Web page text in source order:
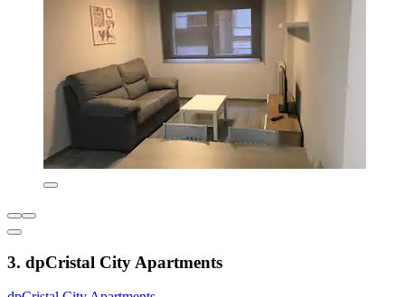
3. dpCristal City Apartments